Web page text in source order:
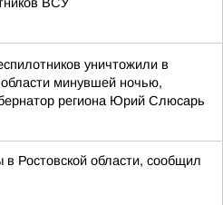
уничтожили в
области минувшей ночью,
региона Юрий Слюсарь
Ростовской области, сообщил